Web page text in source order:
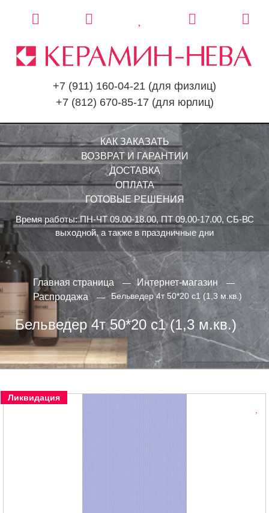
+7 (911) 160-04-21 (для физлиц)
+7 (812) 670-85-17 (для юрлиц)
КАК ЗАКАЗАТЬ
ВОЗВРАТ И ГАРАНТИИ
ДОСТАВКА
ОПЛАТА
ГОТОВЫЕ РЕШЕНИЯ
Время работы: ПН-ЧТ 09.00-18.00, ПТ 09.00-17.00, СБ-ВС
выходной, а также в праздничные дни
Главная страница
Интернет-магазин
Распродажа
Бельведер 4т 50*20 с1 (1,3 м.кв.)
Бельведер 4т 50*20 с1 (1,3 м.кв.)
Ликвидация